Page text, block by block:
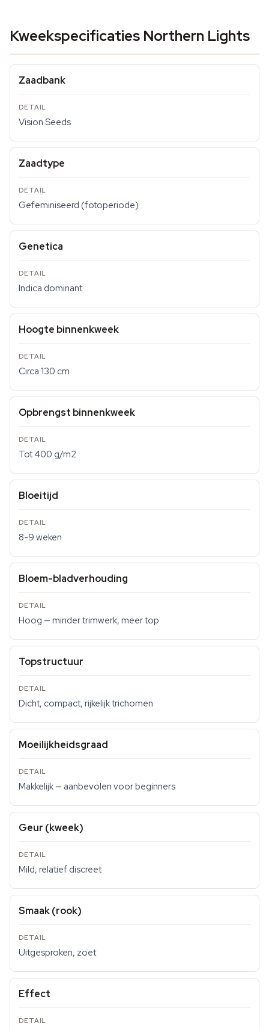
Kweekspecificaties Northern Lights
Zaadbank
Vision Seeds
Zaadtype
Gefeminiseerd (fotoperiode)
Genetica
Indica dominant
Hoogte binnenkweek
Circa 130 cm
Opbrengst binnenkweek
Tot 400 g/m2
Bloeitijd
8-9 weken
Bloem-bladverhouding
Hoog — minder trimwerk, meer top
Topstructuur
Dicht, compact, rijkelijk trichomen
Moeilijkheidsgraad
Makkelijk — aanbevolen voor beginners
Geur (kweek)
Mild, relatief discreet
Smaak (rook)
Uitgesproken, zoet
Effect